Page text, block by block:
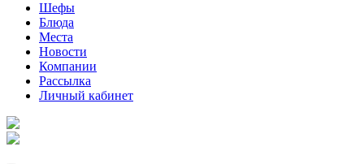
Шефы
Блюда
Места
Новости
Компании
Рассылка
Личный кабинет